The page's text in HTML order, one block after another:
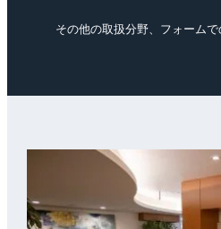
その他の取扱分野、フォーム